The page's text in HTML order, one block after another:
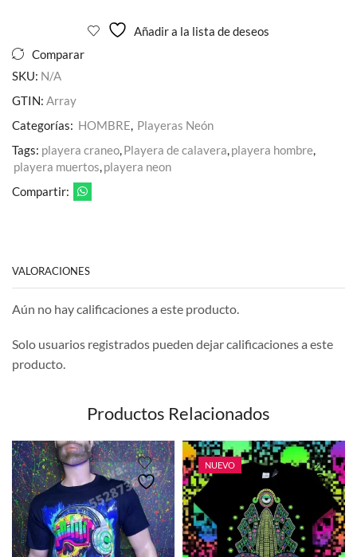
Añadir a la lista de deseos
Comparar
SKU: N/A
GTIN: Array
Categorías: HOMBRE, Playeras Neón
Tags: playera craneo,Playera de calavera,playera hombre,
playera muertos,playera neon
Compartir:
VALORACIONES
Aún no hay calificaciones a este producto.
Solo usuarios registrados pueden dejar calificaciones a este
producto.
Productos Relacionados
NUEVO